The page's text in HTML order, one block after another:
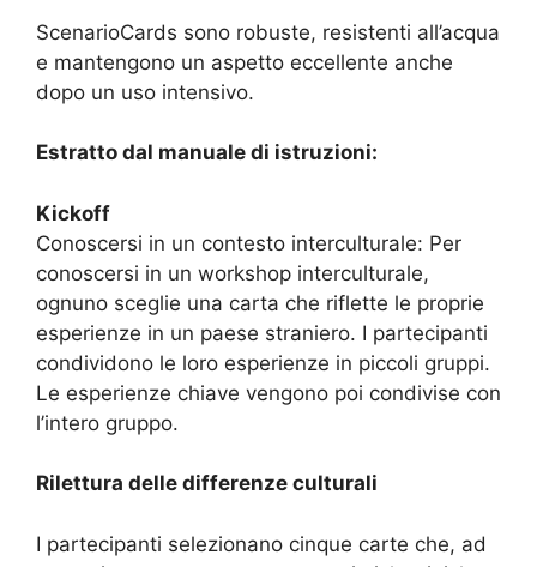
ScenarioCards sono robuste, resistenti all’acqua
e mantengono un aspetto eccellente anche
dopo un uso intensivo.
Estratto dal manuale di istruzioni:
Kickoff
Conoscersi in un contesto interculturale: Per
conoscersi in un workshop interculturale,
ognuno sceglie una carta che riflette le proprie
esperienze in un paese straniero. I partecipanti
condividono le loro esperienze in piccoli gruppi.
Le esperienze chiave vengono poi condivise con
l’intero gruppo.
Rilettura delle differenze culturali
I partecipanti selezionano cinque carte che, ad